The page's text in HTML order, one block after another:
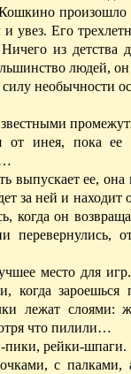
произошло
увез. Его
из детства
людей, он
необычности
от инея, пока ее
выпускает ее, она
за ней и находит
когда он
перевернулись,
место для
когда зароешься
лежат слоями:
что пилили…
пики, рейки-шпаги.
с